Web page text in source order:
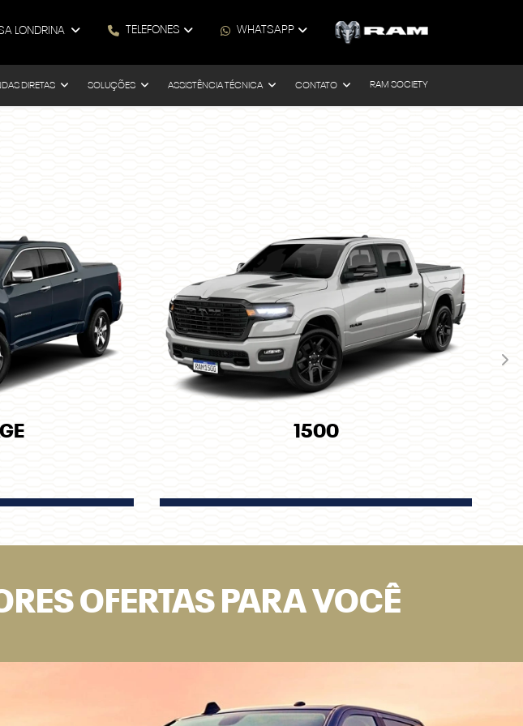
LONDRINA TELEFONES WHATSAPP
DIRETAS SOLUÇÕES ASSISTÊNCIA TÉCNICA CONTATO RAM SOCIETY
1500
OFERTAS PARA VOCÊ